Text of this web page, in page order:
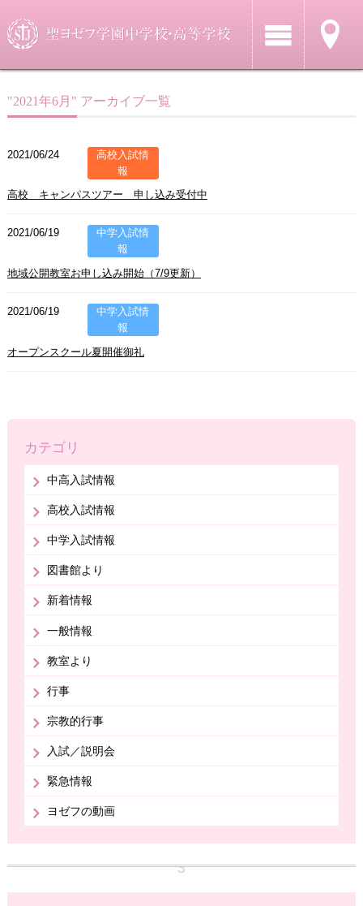
"2021年6月" アーカイブ一覧
2021/06/24
高校入試情
報
高校 キャンパスツアー 申し込み受付中
2021/06/19
中学入試情
報
地域公開教室お申し込み開始（7/9更新）
2021/06/19
中学入試情
報
オープンスクール夏開催御礼
カテゴリ
中高入試情報
高校入試情報
中学入試情報
図書館より
新着情報
一般情報
教室より
行事
宗教的行事
入試／説明会
緊急情報
ヨゼフの動画